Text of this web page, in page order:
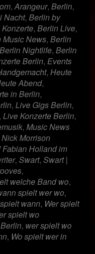
,Arangeur, Berlin,
Nacht, Berlin by
, Berlin Live,
Music News, Berlin
Berlin Nightlife, Berlin
Berlin, Events
, Heute
Abend,
in Berlin,
, Live Gigs Berlin,
Live Konzerte Berlin,
, Music News
Nick Morrison
Holland im
, Swart, Swart |
,
welche Band wo,
spielt wer wo,
wann, Wer spielt
spielt wo
, wer spielt wo
, Wo spielt wer in